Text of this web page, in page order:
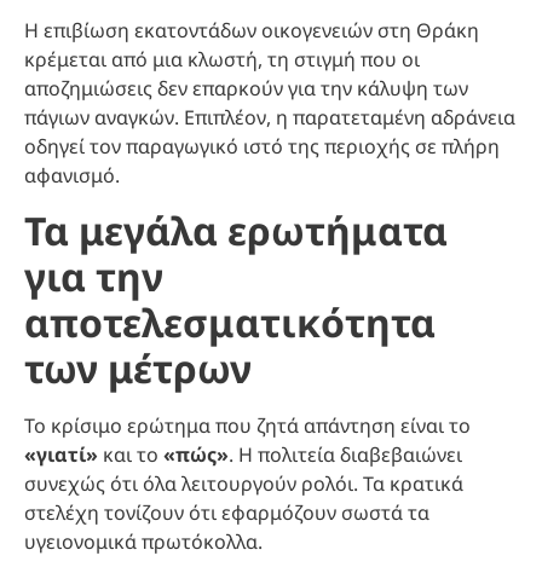
Η επιβίωση εκατοντάδων οικογενειών στη Θράκη
κρέμεται από μια κλωστή, τη στιγμή που οι
αποζημιώσεις δεν επαρκούν για την κάλυψη των
πάγιων αναγκών. Επιπλέον, η παρατεταμένη αδράνεια
οδηγεί τον παραγωγικό ιστό της περιοχής σε πλήρη
αφανισμό.
Τα μεγάλα ερωτήματα
για την
αποτελεσματικότητα
των μέτρων
Το κρίσιμο ερώτημα που ζητά απάντηση είναι το
«γιατί» και το «πώς». Η πολιτεία διαβεβαιώνει
συνεχώς ότι όλα λειτουργούν ρολόι. Τα κρατικά
στελέχη τονίζουν ότι εφαρμόζουν σωστά τα
υγειονομικά πρωτόκολλα.